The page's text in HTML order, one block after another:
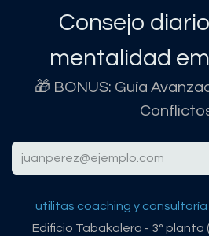
Consejo
mentalidad
🎁 BONUS: Guía
utilitas coaching y consultoría
Edificio Tabakalera - 3º planta